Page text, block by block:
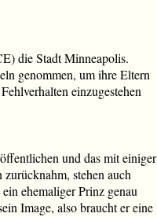
die Stadt Minneapolis.
genommen, um ihre Eltern
einzugestehen
und das mit einiger
stehen auch
ehemaliger Prinz genau
Image, also braucht er eine